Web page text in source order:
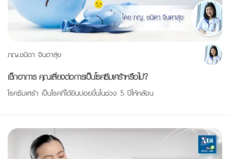
ภญ.ชนิดา จินดาสุข
เช็กอาการ คุณเสี่ยงต่อการเป็นโรคซึมเศร้าหรือไม่?
โรคซึมเศร้า เป็นโรคที่ได้ยินบ่อยขึ้นในช่วง 5 ปีให้หลังน